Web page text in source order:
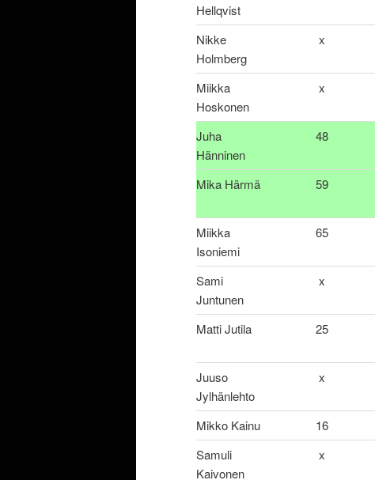
Hellqvist
Nikke
Holmberg
x
Miikka
Hoskonen
x
Juha
Hänninen
48
Mika Härmä 59
Miikka
Isoniemi
65
Sami
Juntunen
x
Matti Jutila 25
Juuso
Jylhänlehto
x
Mikko Kainu 16
Samuli
Kaivonen
x